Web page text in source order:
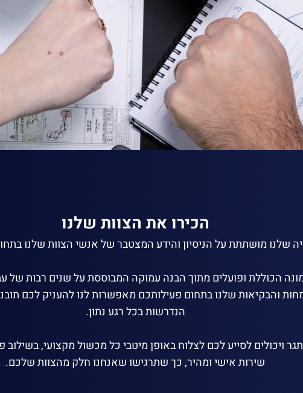
הכירו את הצוות שלנו
שלנו מושתתת על הניסיון והידע המצטבר של אנשי הצוות שלנו
הכוללת ופועלים מתוך הבנה עמוקה המבוססת על שנים רבות של
והבקיאות שלנו בתחום פעילותכם מאפשרות לנו להעניק לכם
הנדרשות בכל רגע נתון.
ויכולים לסייע לכם לצלוח באופן מיטבי כל מכשול מקצועי,
שירות אישי ומהיר, כך שתרגישו שאנחנו חלק מהצוות שלכם.